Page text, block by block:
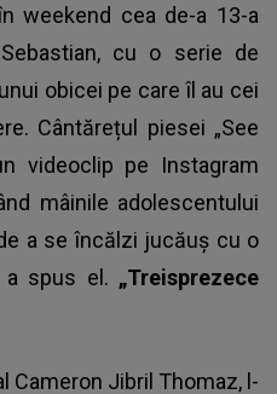
weekend cea de-a 13-a
cu o serie de
obicei pe care îl au cei
Cântărețul piesei „See
videoclip pe Instagram
mâinile adolescentului
a se încălzi jucăuș cu o
a spus el. „Treisprezece
Cameron Jibril Thomaz, l-